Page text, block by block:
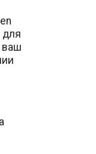
для
ваш